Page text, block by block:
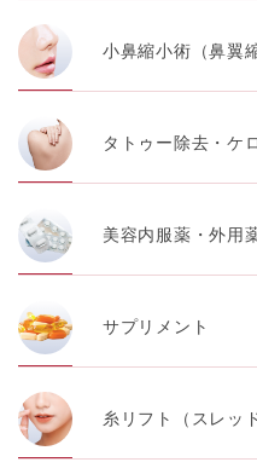
小鼻縮小術（鼻翼
タトゥー除去・ケ
美容内服薬・外用
サプリメント
糸リフト（スレッ